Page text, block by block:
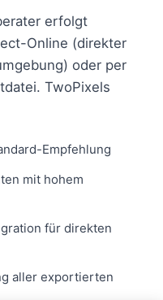
erfolgt
Online (direkter
oder per
TwoPixels
Empfehlung
mit hohem
für direkten
aller exportierten